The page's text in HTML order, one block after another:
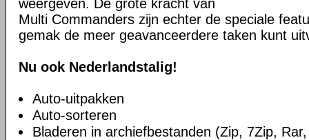
weergeven. De grote kracht van
Multi Commanders zijn echter de speciale
gemak de meer geavanceerdere taken kunt
Nu ook Nederlandstalig!
Auto-uitpakken
Auto-sorteren
Bladeren in archiefbestanden (Zip, 7Zip,